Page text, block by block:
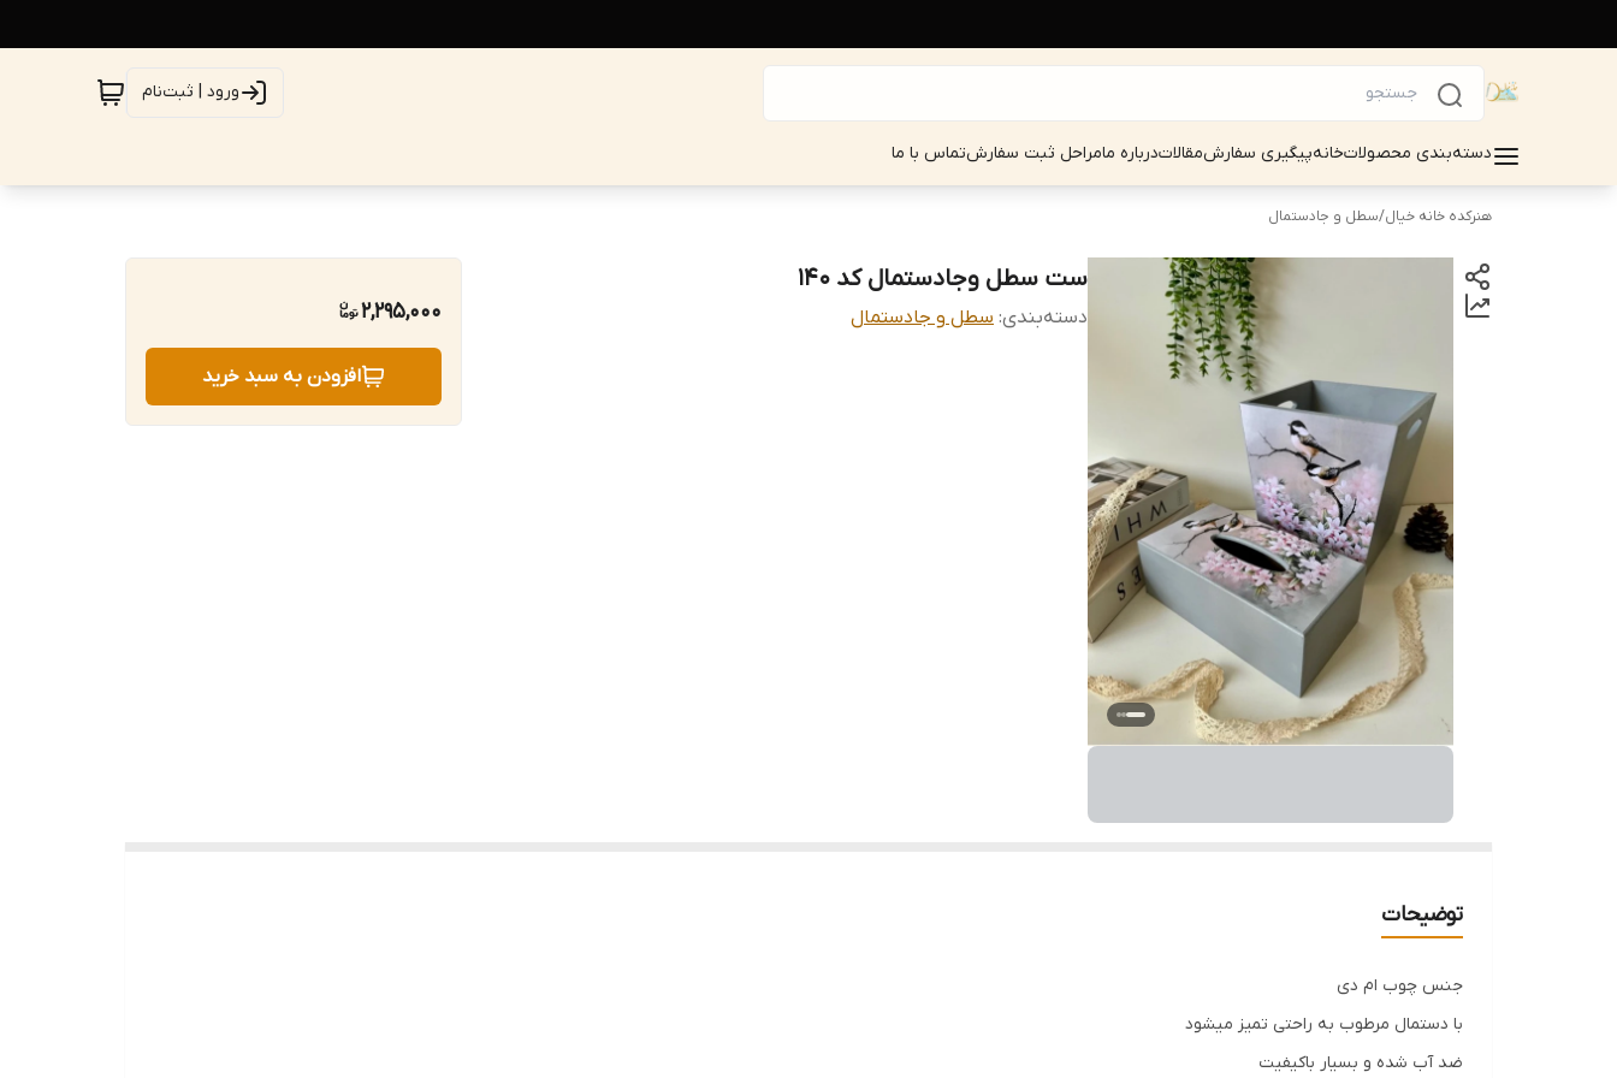
ورود | ثبت‌نام
دسته‌بندی محصولاتخانهپیگیری سفارشمقالاتدرباره مامراحل ثبت سفارشتماس با ما
هنرکده خانه خیال/سطل و جادستمال
ست سطل و‌جادستمال کد ۱۴۰
دسته‌بندی: سطل و جادستمال 2,295,000
افزودن به سبد خرید
توضیحات
جنس چوب ام دی
با دستمال مرطوب به راحتی تمیز میشود
ضد آب شده و بسیار باکیفیت